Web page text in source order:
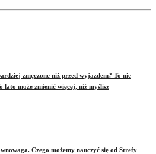
może zmienić więcej, niż myślisz
zmęczone niż przed wyjazdem? To nie
Czego możemy nauczyć się od Strefy